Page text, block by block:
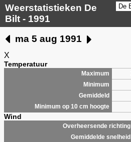
Weerstatistieken De
Bilt - 1991
ma 5 aug 1991
X
Temperatuur
Maximum
Minimum
Gemiddeld
Minimum op 10 cm hoogte
Wind
Overheersende richting
Gemiddelde snelheid